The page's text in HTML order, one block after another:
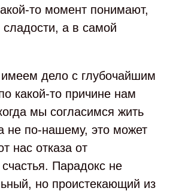
то момент понимают,
сладости, а в самой
дело с глубочайшим
какой-то причине нам
мы согласимся жить
не по-нашему, это может
нас отказа от
счастья. Парадокс не
но проистекающий из